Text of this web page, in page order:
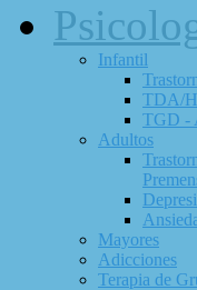
Infantil
TDA/H
TGD -
Adultos
Mayores
Adicciones
Terapia de